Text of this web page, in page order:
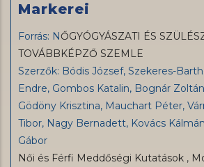
Markerei
Forrás: NŐGYÓGYÁSZATI ÉS
TOVÁBBKÉPZŐ SZEMLE
Szerzők: Bódis József, Szekeres-
Endre, Gombos Katalin, Bognár
Gödöny Krisztina, Mauchart Péter,
Tibor, Nagy Bernadett, Kovács
Gábor
Női és Férfi Meddőségi Kutatások ,